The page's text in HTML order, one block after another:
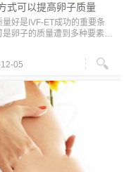
式可以提高卵子质量
量好是IVF-ET成功的重要条
是卵子的质量遭到多种要素的
素、环境要素、日子方式等
州代妈专家提醒代妈的卵子早
05